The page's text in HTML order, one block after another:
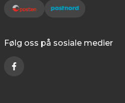
Følg oss på sosiale medier